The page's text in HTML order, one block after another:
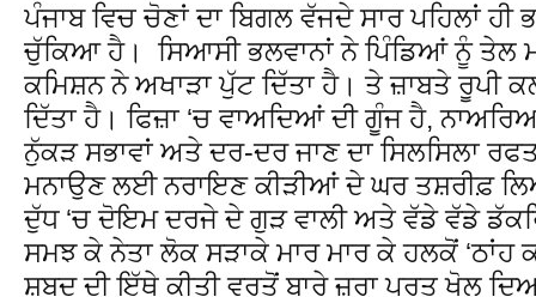
ਪੰਜਾਬ ਵਿਚ ਚੋਣਾਂ ਦਾ ਬਿਗਲ ਵੱਜਦੇ ਸਾਰ ਪਹਿਲਾਂ
ਚੁੱਕਿਆ ਹੈ। ਸਿਆਸੀ ਭਲਵਾਨਾਂ ਨੇ ਪਿੰਡਿਆਂ ਨੂੰ ਤੇਲ
ਕਮਿਸ਼ਨ ਨੇ ਅਖਾੜਾ ਪੁੱਟ ਦਿੱਤਾ ਹੈ। ਤੇ ਜ਼ਾਬਤੇ ਰੂਪੀ
ਦਿੱਤਾ ਹੈ। ਫਿਜ਼ਾ ‘ਚ ਵਾਅਦਿਆਂ ਦੀ ਗੂੰਜ ਹੈ,
ਨੁੱਕੜ ਸਭਾਵਾਂ ਅਤੇ ਦਰ-ਦਰ ਜਾਣ ਦਾ ਸਿਲਸਿਲਾ
ਮਨਾਉਣ ਲਈ ਨਰਾਇਣ ਕੀੜੀਆਂ ਦੇ ਘਰ ਤਸ਼ਰੀਫ਼
ਦੁੱਧ ‘ਚ ਦੋਇਮ ਦਰਜੇ ਦੇ ਗੁੜ ਵਾਲੀ ਅਤੇ ਵੱਡੇ ਵੱਡੇ
ਸਮਝ ਕੇ ਨੇਤਾ ਲੋਕ ਸੜਾਕੇ ਮਾਰ ਮਾਰ ਕੇ ਹਲਕੋਂ ‘ਠਾਂਹ
ਸ਼ਬਦ ਦੀ ਇੱਥੇ ਕੀਤੀ ਵਰਤੋਂ ਬਾਰੇ ਜ਼ਰਾ ਪਰਤ ਖੋਲ